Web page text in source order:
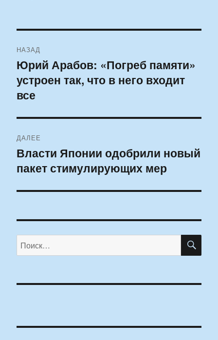
по
записям
НАЗАД
Предыдущая
запись:
Юрий Арабов: «Погреб памяти»
устроен так, что в него входит
все
ДАЛЕЕ
Следующая
запись:
Власти Японии одобрили новый
пакет стимулирующих мер
Искать: